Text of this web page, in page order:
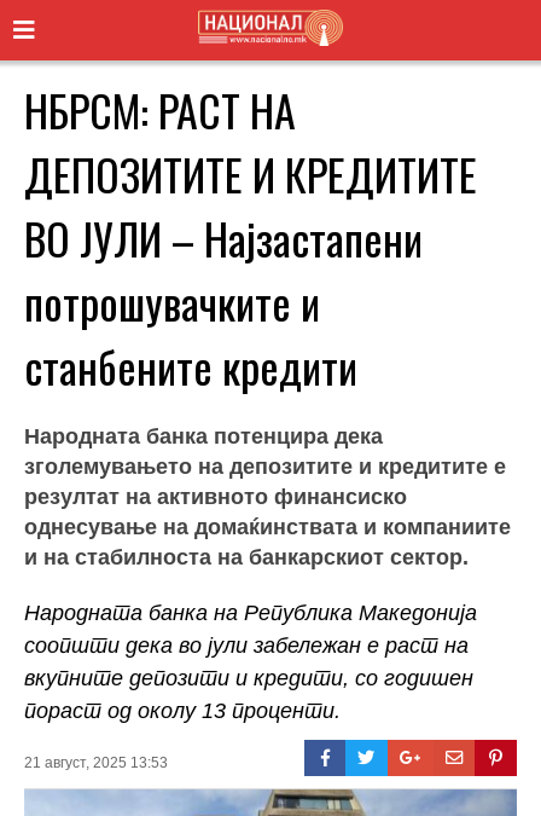
НБРСМ: РАСТ НА
ДЕПОЗИТИТЕ И КРЕДИТИТЕ
ВО ЈУЛИ – Најзастапени
потрошувачките и
станбените кредити
Народната банка потенцира дека
зголемувањето на депозитите и кредитите е
резултат на активното финансиско
однесување на домаќинствата и компаниите
и на стабилноста на банкарскиот сектор.
Народната банка на Република Македонија
соопшти дека во јули забележан е раст на
вкупните депозити и кредити, со годишен
пораст од околу 13 проценти.
21 август, 2025 13:53